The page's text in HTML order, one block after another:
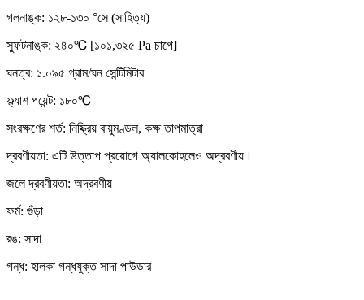
গলনাঙ্ক: ১২৮-১৩০ °সে (সাহিত্য)
স্ফুটনাঙ্ক: ২৪০℃ [১০১,৩২৫ Pa চাপে]
ঘনত্ব: ১.০৯৫ গ্রাম/ঘন সেন্টিমিটার
ফ্ল্যাশ পয়েন্ট: ১৮০℃
সংরক্ষণের শর্ত: নিষ্ক্রিয় বায়ুমণ্ডল, কক্ষ তাপমাত্রা
দ্রবণীয়তা: এটি উত্তাপ প্রয়োগে অ্যালকোহলেও অদ্রবণীয়।
জলে দ্রবণীয়তা: অদ্রবণীয়
ফর্ম: গুঁড়া
রঙ: সাদা
গন্ধ: হালকা গন্ধযুক্ত সাদা পাউডার